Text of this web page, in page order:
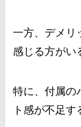
一方、デメリ
感じる方がい
特に、付属の
ト感が不足す